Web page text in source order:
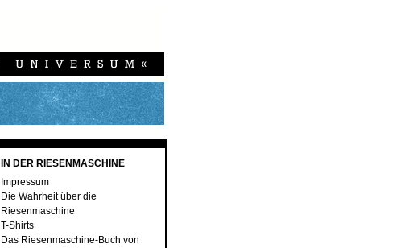
IN DER RIESENMASCHINE
Impressum
Die Wahrheit über die
Riesenmaschine
T-Shirts
Das Riesenmaschine-Buch von